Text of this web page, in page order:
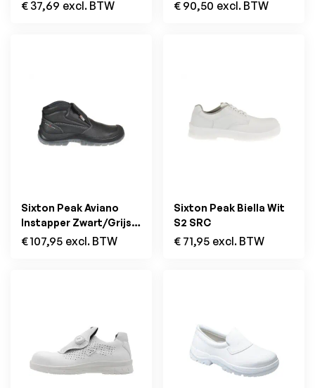
€ 37,69 excl. BTW € 90,50 excl. BTW
Sixton Peak Aviano
Instapper Zwart/Grijs
S3 SRC Metal Free
€107,95 excl. BTW
Sixton Peak Biella Wit
S2 SRC
€ 71,95 excl. BTW